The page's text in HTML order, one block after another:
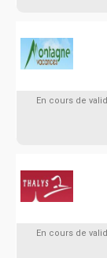
En cours de
En cours de